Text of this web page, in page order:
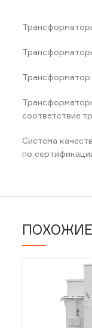
Трансформатор
соответствие
Система
по